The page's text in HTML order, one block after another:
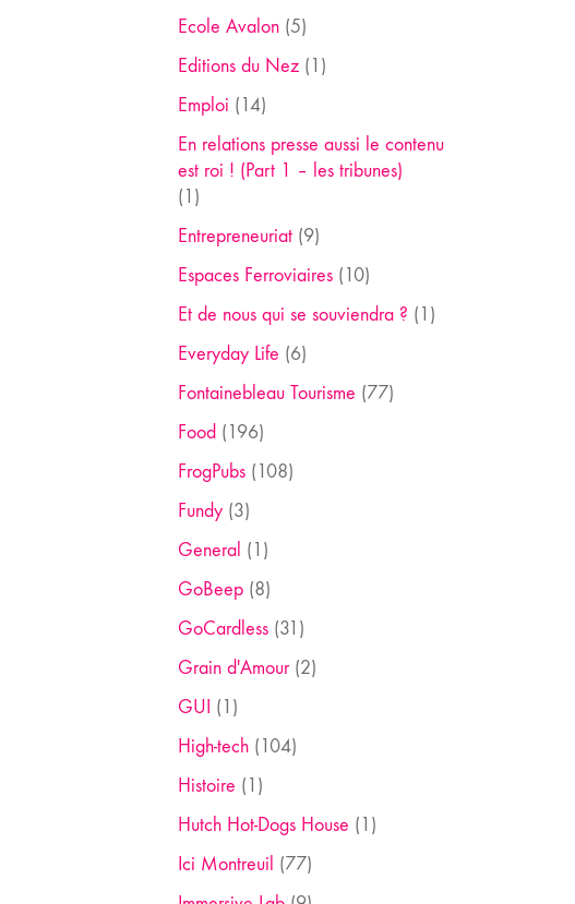
Ecole Avalon(5)
Editions du Nez(1)
Emploi (14)
En relations presse aussi le contenu
est roi ! (Part 1 – les tribunes)
(1)
Entrepreneuriat(9)
Espaces Ferroviaires(10)
Et de nous qui se souviendra ? (1)
Everyday Life (6)
Fontainebleau Tourisme (77)
Food (196)
FrogPubs(108)
Fundy(3)
General (1)
GoBeep(8)
GoCardless(31)
Grain d'Amour(2)
GUI (1)
High-tech(104)
Histoire (1)
Hutch Hot-Dogs House (1)
Ici Montreuil (77)